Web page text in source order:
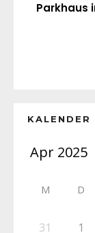
Parkhaus
KALENDER
M D
31 1